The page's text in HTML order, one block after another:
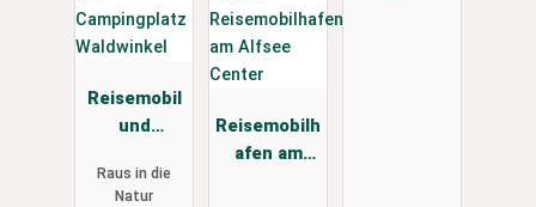
Reisemobil
und
stellplatz
Raus in die
Natur
Reisemobilh
afen am